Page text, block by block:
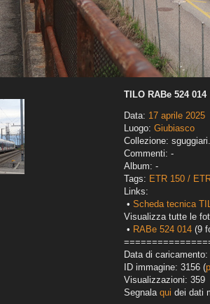
TILO RABe 524 014
Data: 17 aprile 2025
Luogo: Giubiasco
Collezione:
Commenti: -
Album: -
Tags: ETR 150 /
Links:
• Scheda tecnica
Visualizza tutte le
• RABe 524 014 (9
Data di
ID immagine: 3156 (
Visualizzazioni: 359
Segnala qui dei dati